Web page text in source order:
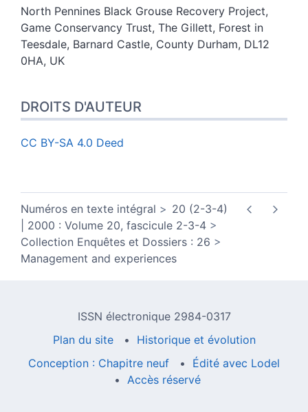
North Pennines Black Grouse Recovery Project,
Game Conservancy Trust, The Gillett, Forest in
Teesdale, Barnard Castle, County Durham, DL12
0HA, UK
DROITS D'AUTEUR
CC BY-SA 4.0 Deed
Numéros en texte intégral
20 (2-3-4)
| 2000 : Volume 20, fascicule 2-3-4
Collection Enquêtes et Dossiers : 26
Management and experiences
ISSN électronique 2984-0317
Plan du site
Historique et évolution
Conception : Chapitre neuf
Édité avec Lodel
Accès réservé